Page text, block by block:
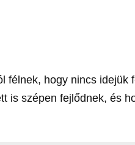
félnek, hogy nincs idejük
is szépen fejlődnek, és